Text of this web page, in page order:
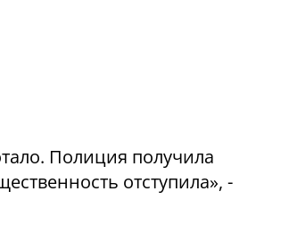
Полиция получила
отступила», -